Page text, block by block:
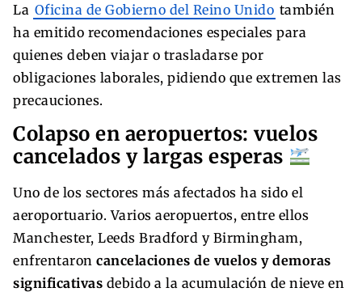
La Oficina de Gobierno del Reino Unido también
ha emitido recomendaciones especiales para
quienes deben viajar o trasladarse por
obligaciones laborales, pidiendo que extremen las
precauciones.
Colapso en aeropuertos: vuelos
cancelados y largas esperas
Uno de los sectores más afectados ha sido el
aeroportuario. Varios aeropuertos, entre ellos
Manchester, Leeds Bradford y Birmingham,
enfrentaron cancelaciones de vuelos y demoras
significativas debido a la acumulación de nieve en